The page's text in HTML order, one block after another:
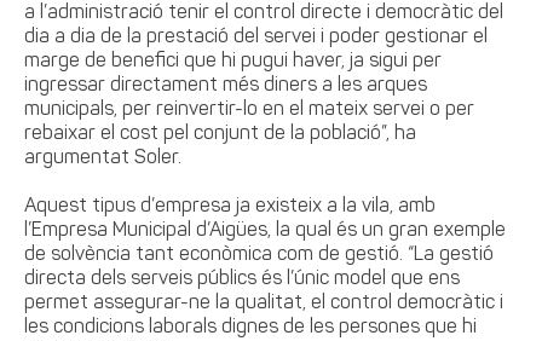
a l’administració tenir el control directe i democràtic del
dia a dia de la prestació del servei i poder gestionar el
marge de benefici que hi pugui haver, ja sigui per
ingressar directament més diners a les arques
municipals, per reinvertir-lo en el mateix servei o per
rebaixar el cost pel conjunt de la població”, ha
argumentat Soler.
Aquest tipus d’empresa ja existeix a la vila, amb
l’Empresa Municipal d’Aigües, la qual és un gran exemple
de solvència tant econòmica com de gestió. “La gestió
directa dels serveis públics és l’únic model que ens
permet assegurar-ne la qualitat, el control democràtic i
les condicions laborals dignes de les persones que hi